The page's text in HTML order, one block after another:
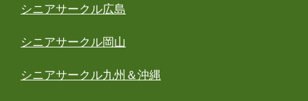
シニアサークル広島
シニアサークル岡山
シニアサークル九州＆沖縄